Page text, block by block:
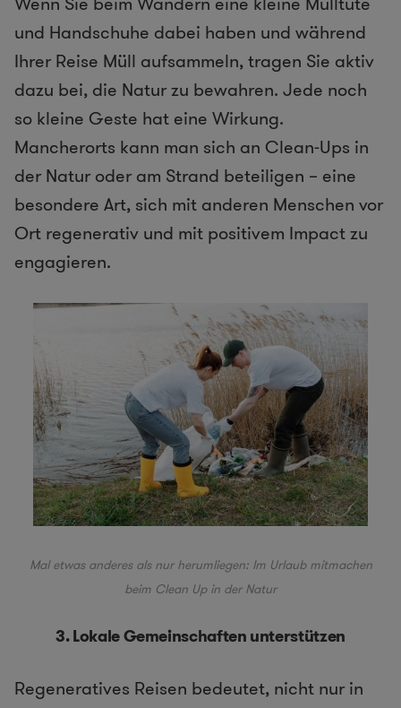
und Handschuhe dabei haben und während
Ihrer Reise Müll aufsammeln, tragen Sie aktiv
dazu bei, die Natur zu bewahren. Jede noch
so kleine Geste hat eine Wirkung.
Mancherorts kann man sich an Clean-Ups in
der Natur oder am Strand beteiligen – eine
besondere Art, sich mit anderen Menschen vor
Ort regenerativ und mit positivem Impact zu
engagieren.
Mal etwas anderes als nur herumliegen: Im Urlaub mitmachen
beim Clean Up in der Natur
3. Lokale Gemeinschaften unterstützen
Regeneratives Reisen bedeutet, nicht nur in